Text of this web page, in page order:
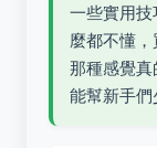
一些實用
麼都不懂
那種感覺
能幫新手們